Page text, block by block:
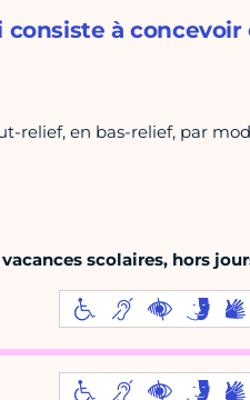
à concevoir
relief, en bas-relief, par
scolaires, hors